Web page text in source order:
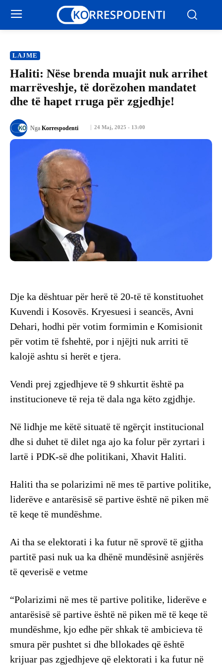
LAJME
Haliti: Nëse brenda muajit nuk arrihet
marrëveshje, të dorëzohen mandatet
dhe të hapet rruga për zgjedhje!
24 Maj, 2025 - 13:00
Nga Korrespodenti
Dje ka dështuar për herë të 20-të të konstituohet
Kuvendi i Kosovës. Kryesuesi i seancës, Avni
Dehari, hodhi për votim formimin e Komisionit
për votim të fshehtë, por i njëjti nuk arriti të
kalojë ashtu si herët e tjera.
Vendi prej zgjedhjeve të 9 shkurtit është pa
institucioneve të reja të dala nga këto zgjdhje.
Në lidhje me këtë situatë të ngërçit institucional
dhe si duhet të dilet nga ajo ka folur për zyrtari i
lartë i PDK-së dhe politikani, Xhavit Haliti.
Haliti tha se polarizimi në mes të partive politike,
liderëve e antarësisë së partive është në piken më
të keqe të mundëshme.
Ai tha se elektorati i ka futur në sprovë të gjitha
partitë pasi nuk ua ka dhënë mundësinë asnjërës
të qeverisë e vetme
“Polarizimi në mes të partive politike, liderëve e
antarësisë së partive është në piken më të keqe të
mundëshme, kjo edhe për shkak të ambicieva të
smura për pushtet si dhe bllokades që është
krijuar pas zgjedhjeve që elektorati i ka futur në